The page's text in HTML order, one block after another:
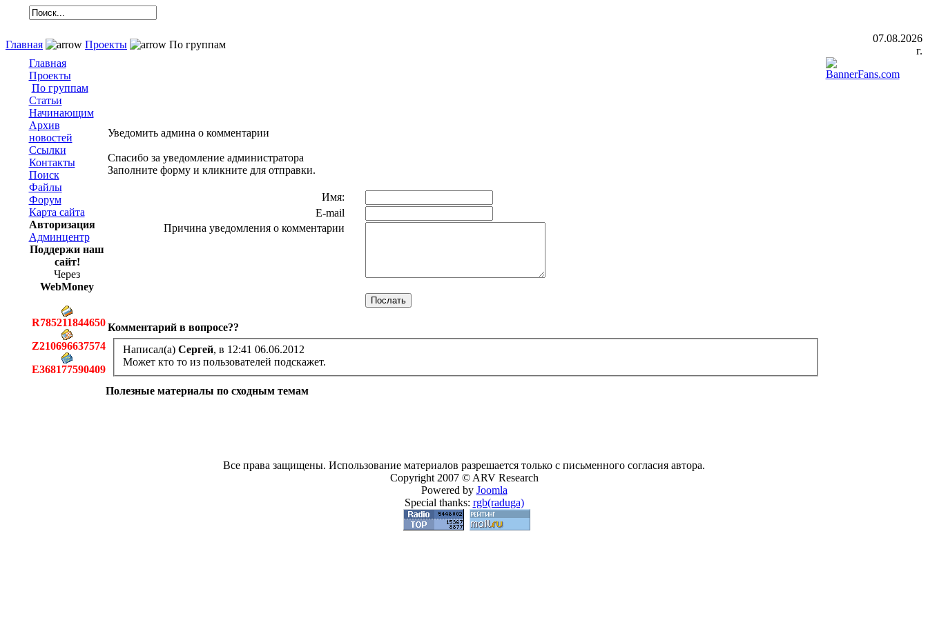
Главная Проекты По группам
07.08.2026
г.
Главная
Проекты
По группам
Статьи
Начинающим
Архив
новостей
Ссылки
Контакты
Поиск
Файлы
Форум
Карта сайта
Авторизация
Админцентр
Поддержи наш
сайт!
Через
WebMoney
R785211844650
Z210696637574
E368177590409
Уведомить админа о комментарии
Спасибо за уведомление администратора
Заполните форму и кликните для отправки.
Имя:
E-mail
Причина уведомления о комментарии
Комментарий в вопросе??
Написал(а) Сергей, в 12:41 06.06.2012
Может кто то из пользователей подскажет.
Полезные материалы по сходным темам
Все права защищены. Использование материалов разрешается только с письменного согласия автора.
Copyright 2007 © ARV Research
Powered by Joomla
Special thanks: rgb(raduga)